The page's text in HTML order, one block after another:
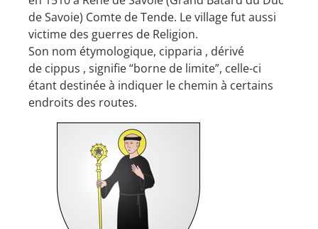
de Savoie) Comte de Tende. Le village fut aussi
victime des guerres de Religion.
Son nom étymologique, cipparia , dérivé
de cippus , signifie “borne de limite”, celle-ci
étant destinée à indiquer le chemin à certains
endroits des routes.